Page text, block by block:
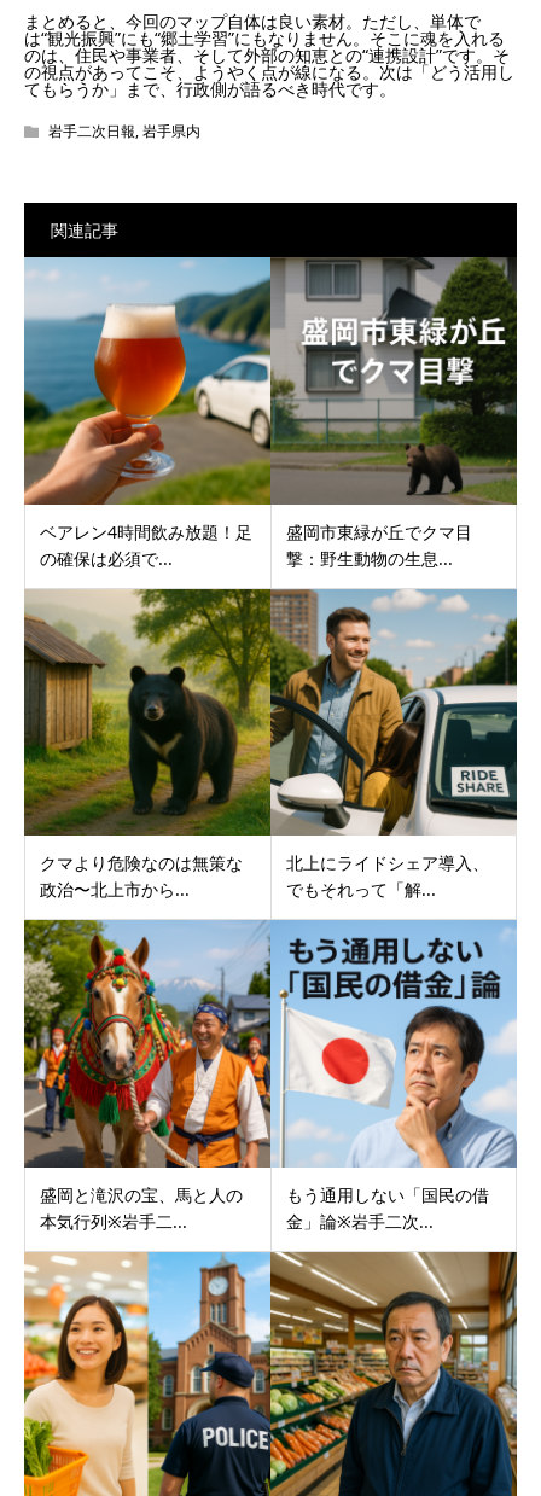
まとめると、今回のマップ自体は良い素材。ただし、単体で
は“観光振興”にも“郷土学習”にもなりません。そこに魂を入れる
のは、住民や事業者、そして外部の知恵との“連携設計”です。そ
の視点があってこそ、ようやく点が線になる。次は「どう活用し
てもらうか」まで、行政側が語るべき時代です。
岩手二次日報,岩手県内
関連記事
ベアレン4時間飲み放題！足
の確保は必須で...
盛岡市東緑が丘でクマ目
撃：野生動物の生息...
クマより危険なのは無策な
政治〜北上市から...
北上にライドシェア導入、
でもそれって「解...
盛岡と滝沢の宝、馬と人の
本気行列※岩手二...
もう通用しない「国民の借
金」論※岩手二次...